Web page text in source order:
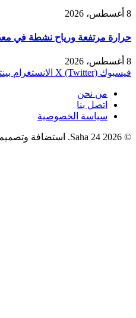
8 أغسطس، 2026
حرارة مرتفعة ورياح نشطة في
8 أغسطس، 2026
فيسبوك X (Twitter) الانستغرام
من نحن
اتصل بنا
سياسة الخصوصية
© 2026 Saha 24. استضافة وتصميم